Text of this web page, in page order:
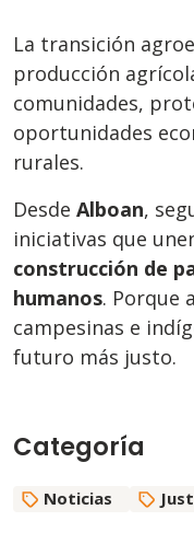
La transición
producción
comunidades,
oportunidades
rurales.
Desde Alboan,
iniciativas que
construcción de
humanos. Porque
campesinas e
futuro más justo.
Categoría
Noticias